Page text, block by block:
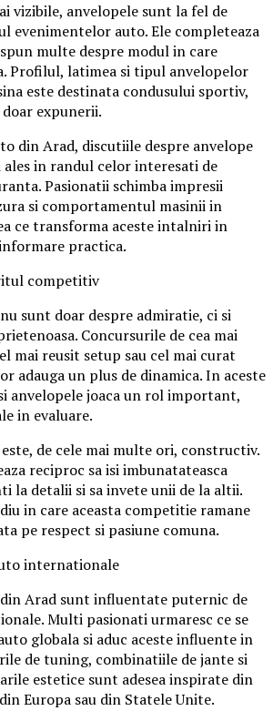
vizibile, anvelopele sunt la fel de
evenimentelor auto. Ele completeaza
multe despre modul in care
Profilul, latimea si tipul anvelopelor
este destinata condusului sportiv,
expunerii.
din Arad, discutiile despre anvelope
in randul celor interesati de
Pasionatii schimba impresii
si comportamentul masinii in
ce transforma aceste intalniri in
practica.
competitiv
sunt doar despre admiratie, ci si
Concursurile de cea mai
mai reusit setup sau cel mai curat
adauga un plus de dinamica. In aceste
anvelopele joaca un rol important,
in evaluare.
de cele mai multe ori, constructiv.
reciproc sa isi imbunatateasca
la detalii si sa invete unii de la altii.
in care aceasta competitie ramane
pe respect si pasiune comuna.
internationale
Arad sunt influentate puternic de
Multi pasionati urmaresc ce se
globala si aduc aceste influente in
de tuning, combinatiile de jante si
estetice sunt adesea inspirate din
Europa sau din Statele Unite.